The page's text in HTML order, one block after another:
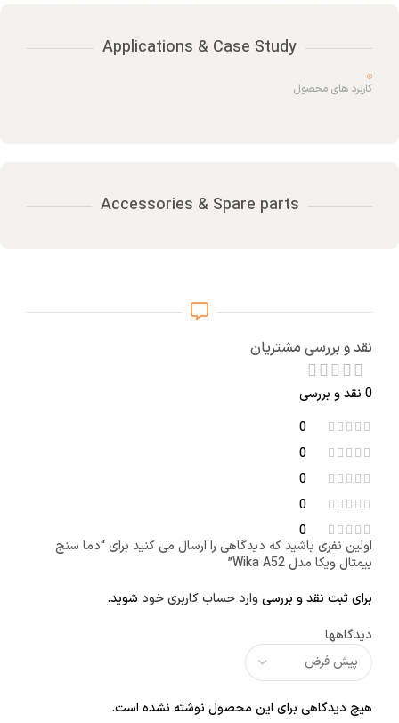
Applications & Case Study
کاربرد های محصول
Accessories & Spare parts
نقد و بررسی مشتریان
0 نقد و بررسی
0
0
0
0
0
دیدگاهها
هیچ دیدگاهی برای این محصول نوشته نشده است.
اولین نفری باشید که دیدگاهی را ارسال می کنید برای “دما سنج
بیمتال ویکا مدل Wika A52”
برای ثبت نقد و بررسیوارد حساب کاربری خود شوید.